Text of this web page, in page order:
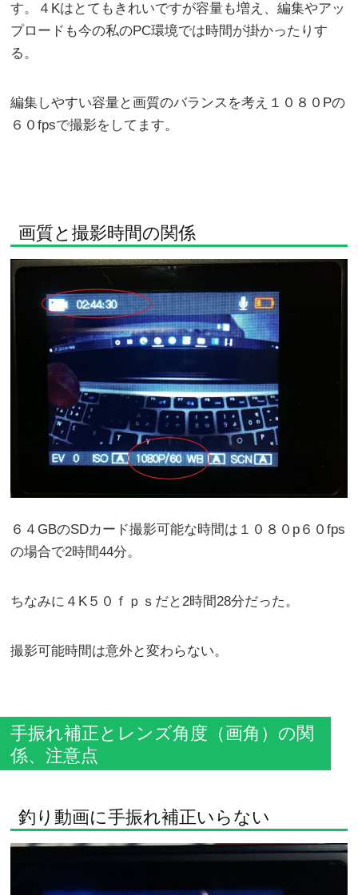
す。４Kはとてもきれいですが容量も増え、編集やアッ
プロードも今の私のPC環境では時間が掛かったりす
る。
編集しやすい容量と画質のバランスを考え１０８０Pの
６０fpsで撮影をしてます。
画質と撮影時間の関係
６４GBのSDカード撮影可能な時間は１０８０p６０fps
の場合で2時間44分。
ちなみに４K５０ｆｐｓだと2時間28分だった。
撮影可能時間は意外と変わらない。
手振れ補正とレンズ角度（画角）の関
係、注意点
釣り動画に手振れ補正いらない